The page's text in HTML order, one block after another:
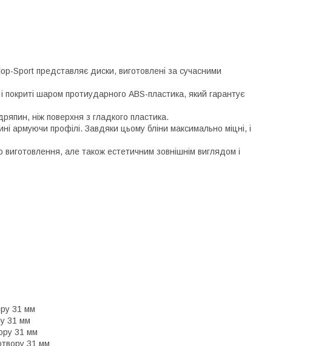
Sport представляє диски, виготовлені за сучасними
покриті шаром протиударного ABS-пластика, який гарантує
ніж поверхня з гладкого пластика.
армуючи профілі. Завдяки цьому бліни максимально міцні, і
але також естетичним зовнішнім виглядом і
31 мм
31 мм
31 мм
31 мм